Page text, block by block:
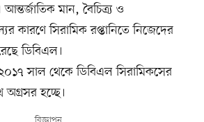
মান, বৈচিত্র্য ও
কারণে সিরামিক রপ্তানিতে নিজেদের
ডিবিএল।
সাল থেকে ডিবিএল সিরামিকসের
অগ্রসর হচ্ছে।